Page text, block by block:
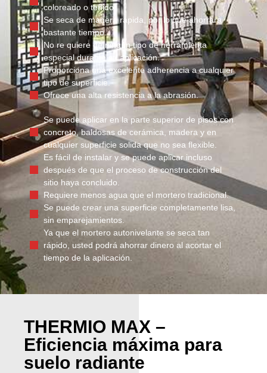
coloreado o teñido.
Se seca de manera rápida, por lo que ahorrara
bastante tiempo.
No re quiere de ningún tipo de herramienta
especial durante su aplicación.
Proporciona una excelente adherencia a cualquier
tipo de superficie.
Ofrece una alta resistencia a la abrasión.
Se puede aplicar en la parte superior de pisos con
concreto, baldosas de cerámica, madera y en
cualquier superficie solida que no sea flexible.
Es fácil de instalar y se puede aplicar incluso
después de que el proceso de construcción del
sitio haya concluido.
Requiere menos agua que el mortero tradicional.
Se puede crear una superficie completamente lisa,
sin emparejamientos.
Ya que el mortero autonivelante se seca tan
rápido, usted podrá ahorrar dinero al acortar el
tiempo de la aplicación.
THERMIO MAX –
Eficiencia máxima para
suelo radiante